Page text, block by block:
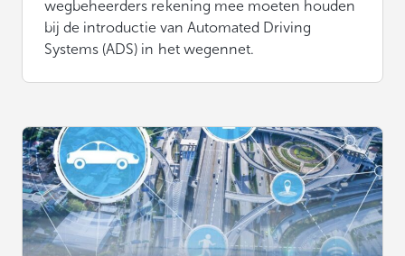
wegbeheerders rekening mee moeten houden
bij de introductie van Automated Driving
Systems (ADS) in het wegennet.